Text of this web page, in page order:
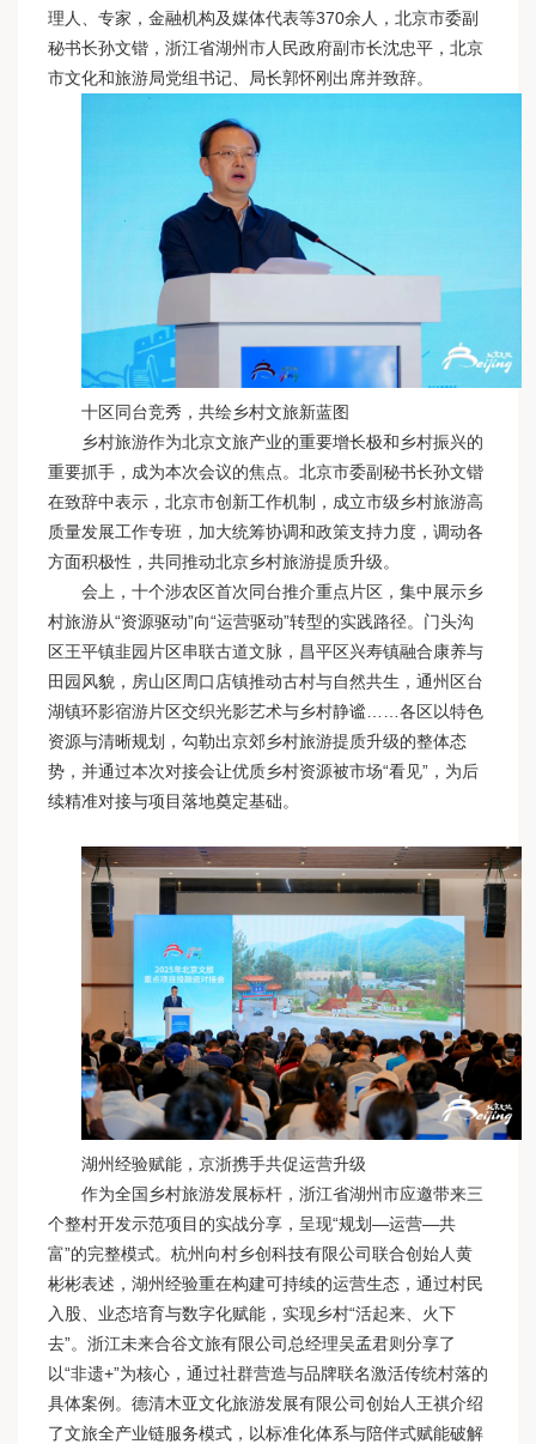
理人、专家，金融机构及媒体代表等370余人，北京市委副
秘书长孙文锴，浙江省湖州市人民政府副市长沈忠平，北京
市文化和旅游局党组书记、局长郭怀刚出席并致辞。
十区同台竞秀，共绘乡村文旅新蓝图
乡村旅游作为北京文旅产业的重要增长极和乡村振兴的
重要抓手，成为本次会议的焦点。北京市委副秘书长孙文锴
在致辞中表示，北京市创新工作机制，成立市级乡村旅游高
质量发展工作专班，加大统筹协调和政策支持力度，调动各
方面积极性，共同推动北京乡村旅游提质升级。
会上，十个涉农区首次同台推介重点片区，集中展示乡
村旅游从“资源驱动”向“运营驱动”转型的实践路径。门头沟
区王平镇韭园片区串联古道文脉，昌平区兴寿镇融合康养与
田园风貌，房山区周口店镇推动古村与自然共生，通州区台
湖镇环影宿游片区交织光影艺术与乡村静谧……各区以特色
资源与清晰规划，勾勒出京郊乡村旅游提质升级的整体态
势，并通过本次对接会让优质乡村资源被市场“看见”，为后
续精准对接与项目落地奠定基础。
湖州经验赋能，京浙携手共促运营升级
作为全国乡村旅游发展标杆，浙江省湖州市应邀带来三
个整村开发示范项目的实战分享，呈现“规划—运营—共
富”的完整模式。杭州向村乡创科技有限公司联合创始人黄
彬彬表述，湖州经验重在构建可持续的运营生态，通过村民
入股、业态培育与数字化赋能，实现乡村“活起来、火下
去”。浙江未来合谷文旅有限公司总经理吴孟君则分享了
以“非遗+”为核心，通过社群营造与品牌联名激活传统村落的
具体案例。德清木亚文化旅游发展有限公司创始人王祺介绍
了文旅全产业链服务模式，以标准化体系与陪伴式赋能破解